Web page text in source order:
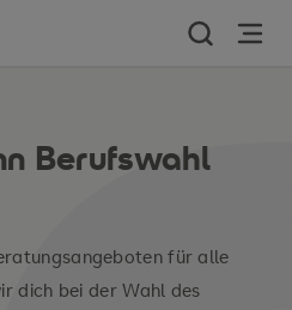
Berufswahl
für alle
dich bei der Wahl des